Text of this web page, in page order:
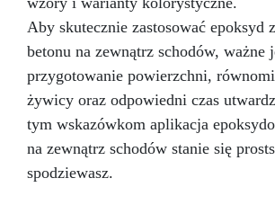
Aby skutecznie zastosować epoksyd
betonu na zewnątrz schodów, ważne
przygotowanie powierzchni,
żywicy oraz odpowiedni czas
tym wskazówkom aplikacja
na zewnątrz schodów stanie się
spodziewasz.